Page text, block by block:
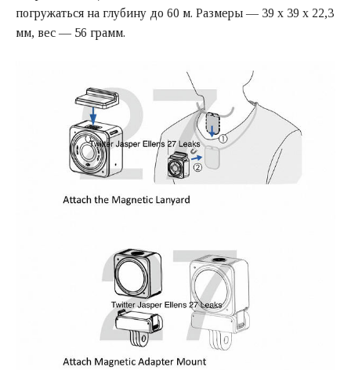
погружаться на глубину до 60 м. Размеры — 39 х 39 х 22,3
мм, вес — 56 грамм.